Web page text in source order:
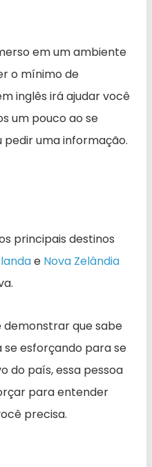
em um ambiente
o mínimo de
inglês irá ajudar você
um pouco ao se
uma informação.
principais destinos
e Nova Zelândia
demonstrar que sabe
esforçando para se
do país, essa pessoa
para entender
precisa.